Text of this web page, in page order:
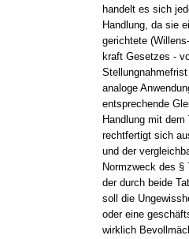
handelt es sich
Handlung, da sie
gerichtete
kraft Gesetzes -
analoge
entsprechende
Handlung mit
rechtfertigt sich
und der
Normzweck des §
der durch beide
soll die
oder eine
wirklich